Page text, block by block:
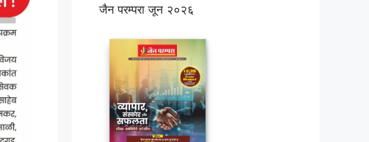
जैन परम्परा जून २०२६